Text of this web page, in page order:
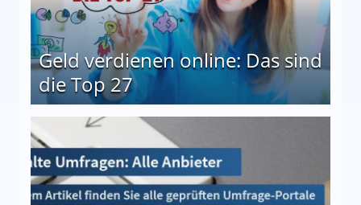
Geld verdienen online: Das sind
die Top 27